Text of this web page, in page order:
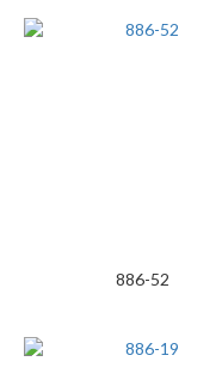
886-52